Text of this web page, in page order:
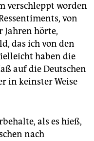
verschleppt worden
von
Jahren hörte,
das ich von den
haben die
auf die Deutschen
in keinster Weise
als es hieß,
nach